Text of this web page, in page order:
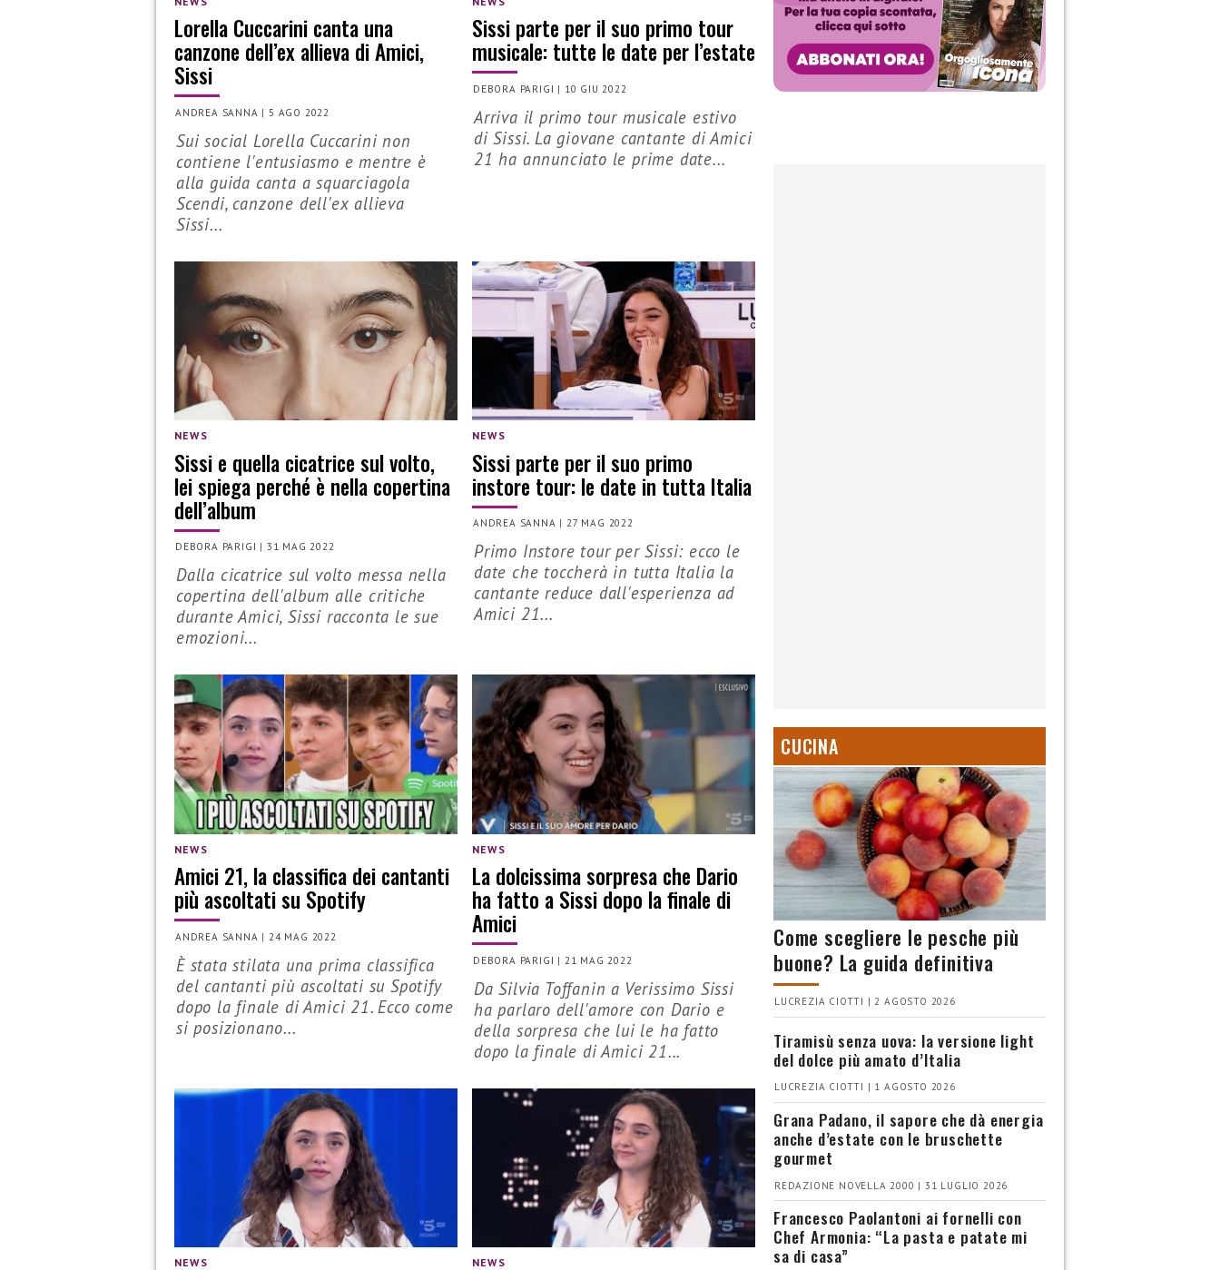
Lorella Cuccarini canta una
canzone dell’ex allieva di Amici,
Sissi
ANDREA SANNA |5 AGO 2022
Sui social Lorella Cuccarini non
contiene l'entusiasmo e mentre è
alla guida canta a squarciagola
Scendi, canzone dell'ex allieva
Sissi...
Sissi parte per il suo primo tour
musicale: tutte le date per l’estate
DEBORA PARIGI | 10 GIU 2022
Arriva il primo tour musicale estivo
di Sissi. La giovane cantante di Amici
21 ha annunciato le prime date...
NEWS
Sissi e quella cicatrice sul volto,
lei spiega perché è nella copertina
dell’album
DEBORA PARIGI | 31 MAG 2022
Dalla cicatrice sul volto messa nella
copertina dell'album alle critiche
durante Amici, Sissi racconta le sue
emozioni...
NEWS
Sissi parte per il suo primo
instore tour: le date in tutta Italia
ANDREA SANNA |27 MAG 2022
Primo Instore tour per Sissi: ecco le
date che toccherà in tutta Italia la
cantante reduce dall'esperienza ad
Amici 21...
NEWS
Amici 21, la classifica dei cantanti
più ascoltati su Spotify
ANDREA SANNA |24 MAG 2022
È stata stilata una prima classifica
del cantanti più ascoltati su Spotify
dopo la finale di Amici 21. Ecco come
si posizionano...
NEWS
La dolcissima sorpresa che Dario
ha fatto a Sissi dopo la finale di
Amici
DEBORA PARIGI | 21 MAG 2022
Da Silvia Toffanin a Verissimo Sissi
ha parlaro dell'amore con Dario e
della sorpresa che lui le ha fatto
dopo la finale di Amici 21...
NEWS NEWS
CUCINA
Come scegliere le pesche più
buone? La guida definitiva
LUCREZIA CIOTTI | 2 AGOSTO 2026
Tiramisù senza uova: la versione light
del dolce più amato d’Italia
LUCREZIA CIOTTI | 1 AGOSTO 2026
Grana Padano, il sapore che dà energia
anche d’estate con le bruschette
gourmet
REDAZIONE NOVELLA 2000 | 31 LUGLIO 2026
Francesco Paolantoni ai fornelli con
Chef Armonia: “La pasta e patate mi
sa di casa”